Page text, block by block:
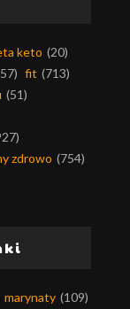
keto (20)
fit (713)
(51)
zdrowo (754)
marynaty (109)